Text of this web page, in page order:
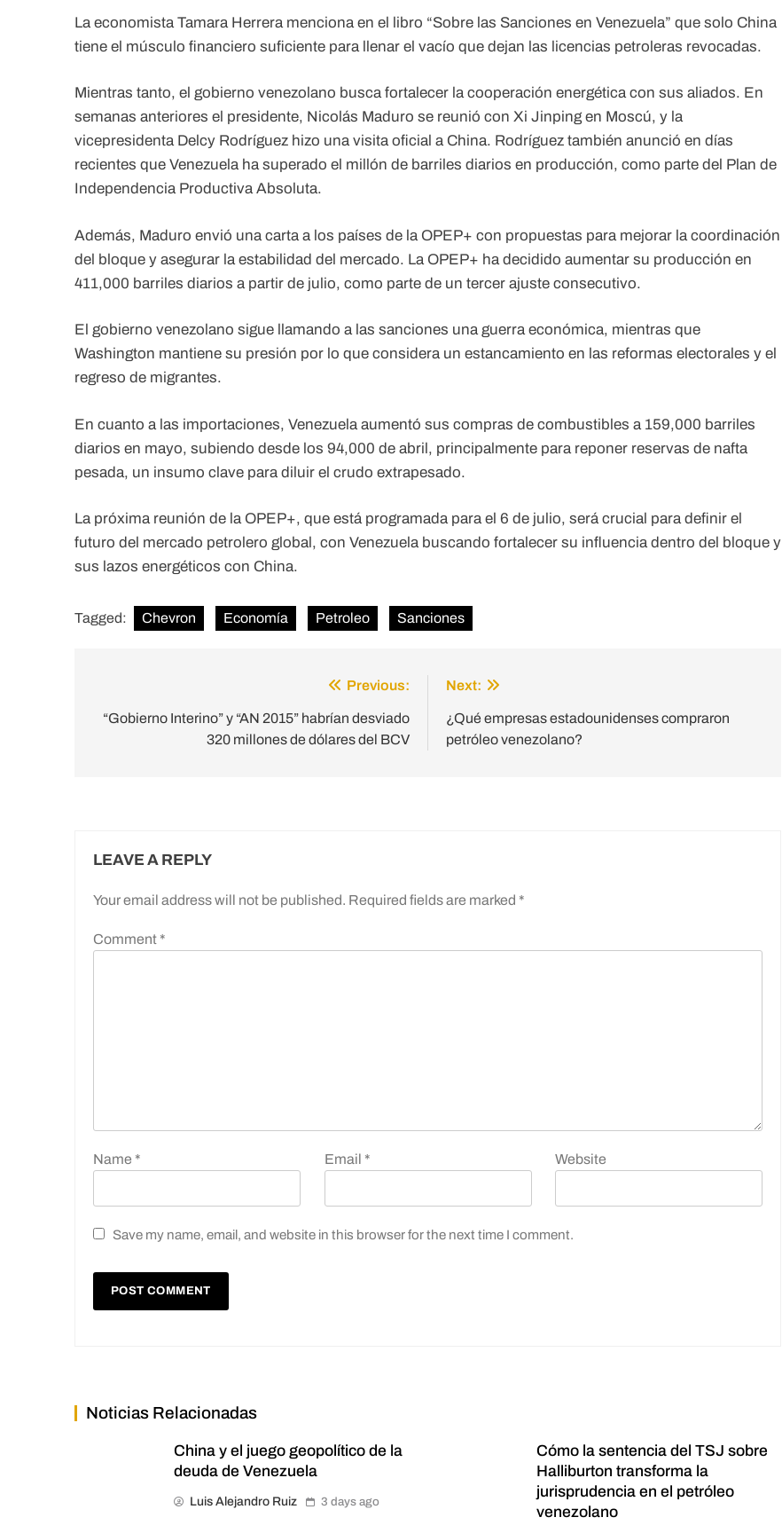
La economista Tamara Herrera menciona en el libro “Sobre las Sanciones en Venezuela” que solo China
tiene el músculo financiero suficiente para llenar el vacío que dejan las licencias petroleras revocadas.
Mientras tanto, el gobierno venezolano busca fortalecer la cooperación energética con sus aliados. En
semanas anteriores el presidente, Nicolás Maduro se reunió con Xi Jinping en Moscú, y la
vicepresidenta Delcy Rodríguez hizo una visita oficial a China. Rodríguez también anunció en días
recientes que Venezuela ha superado el millón de barriles diarios en producción, como parte del Plan de
Independencia Productiva Absoluta.
Además, Maduro envió una carta a los países de la OPEP+ con propuestas para mejorar la coordinación
del bloque y asegurar la estabilidad del mercado. La OPEP+ ha decidido aumentar su producción en
411,000 barriles diarios a partir de julio, como parte de un tercer ajuste consecutivo.
El gobierno venezolano sigue llamando a las sanciones una guerra económica, mientras que
Washington mantiene su presión por lo que considera un estancamiento en las reformas electorales y el
regreso de migrantes.
En cuanto a las importaciones, Venezuela aumentó sus compras de combustibles a 159,000 barriles
diarios en mayo, subiendo desde los 94,000 de abril, principalmente para reponer reservas de nafta
pesada, un insumo clave para diluir el crudo extrapesado.
La próxima reunión de la OPEP+, que está programada para el 6 de julio, será crucial para definir el
futuro del mercado petrolero global, con Venezuela buscando fortalecer su influencia dentro del bloque y
sus lazos energéticos con China.
Tagged: Chevron Economía Petroleo Sanciones
navigation
Previous:
“Gobierno Interino” y “AN 2015” habrían desviado
320 millones de dólares del BCV
Next:
¿Qué empresas estadounidenses compraron
petróleo venezolano?
LEAVE A REPLY
Your email address will not be published. Required fields are marked *
Comment *
Name * Email * Website
Save my name, email, and website in this browser for the next time I comment.
Noticias Relacionadas
China y el juego geopolítico de la
deuda de Venezuela
Luis Alejandro Ruiz 3 days ago
Cómo la sentencia del TSJ sobre
Halliburton transforma la
jurisprudencia en el petróleo
venezolano